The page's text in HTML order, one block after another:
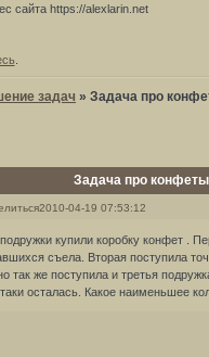
сайта https://alexlarin.net
.
задач »Задача про
Задача про
2010-04-19 07:53:12
купили коробку конфет .
съела. Вторая поступила
так же поступила и третья
осталась. Какое наименьшее